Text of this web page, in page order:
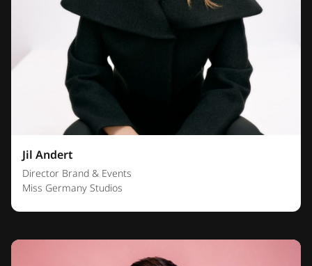
Jil Andert
Director Brand & Events
Miss Germany Studios